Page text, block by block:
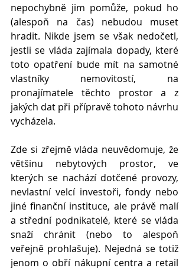
nepochybně jim pomůže, pokud ho
(alespoň na čas) nebudou muset
hradit. Nikde jsem se však nedočetl,
jestli se vláda zajímala dopady, které
toto opatření bude mít na samotné
vlastníky nemovitostí, na
pronajímatele těchto prostor a z
jakých dat při přípravě tohoto návrhu
vycházela.
Zde si zřejmě vláda neuvědomuje, že
většinu nebytových prostor, ve
kterých se nachází dotčené provozy,
nevlastní velcí investoři, fondy nebo
jiné finanční instituce, ale právě malí
a střední podnikatelé, které se vláda
snaží chránit (nebo to alespoň
veřejně prohlašuje). Nejedná se totiž
jenom o obří nákupní centra a retail